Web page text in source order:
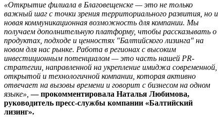
«Открытие филиала в Благовещенске — это не только
важный шаг с точки зрения территориального развития, но и
новая коммуникационная возможность для компании. Мы
получаем дополнительную платформу, чтобы рассказывать о
продуктах, подходе и ценностях "Балтийского лизинга" на
новом для нас рынке. Работа в регионах с высоким
инвестиционным потенциалом — это часть нашей PR-
стратегии, направленной на укрепление имиджа современной,
открытой и технологичной компании, которая активно
отвечает на вызовы времени и говорит с бизнесом на одном
языке», — прокомментировала Наталья Любимова,
руководитель пресс-службы компании «Балтийский
лизинг».